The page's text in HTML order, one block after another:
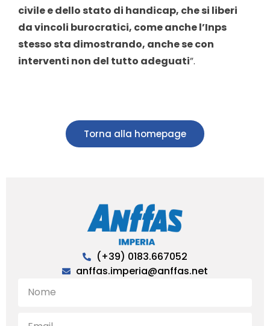
civile e dello stato di handicap, che si liberi
da vincoli burocratici, come anche l’Inps
stesso sta dimostrando, anche se con
interventi non del tutto adeguati”.
Torna alla homepage
(+39) 0183.667052
anffas.imperia@anffas.net